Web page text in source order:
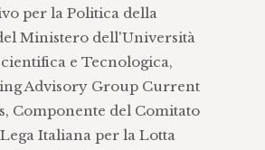
per la Politica della
Ministero dell'Università
e Tecnologica,
Advisory Group Current
Componente del Comitato
Italiana per la Lotta